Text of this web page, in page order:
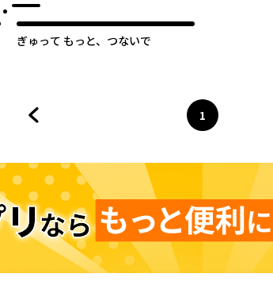
ぎゅって もっと、つないで
ページ
1
へ